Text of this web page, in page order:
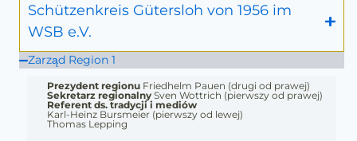
Schützenkreis Gütersloh von 1956 im
WSB e.V.
Zarząd Region 1
Prezydent regionu Friedhelm Pauen (drugi od prawej)
Sekretarz regionalnySven Wottrich (pierwszy od prawej)
Referent ds. tradycji i mediów
Karl-Heinz Bursmeier (pierwszy od lewej)
Thomas Lepping